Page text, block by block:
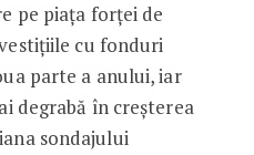
pe piața forței de
cu fonduri
parte a anului, iar
degrabă în creșterea
sondajului